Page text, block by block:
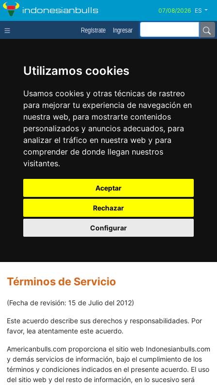
Utilizamos cookies
Usamos cookies y otras técnicas de rastreo
para mejorar tu experiencia de navegación en
nuestra web, para mostrarte contenidos
personalizados y anuncios adecuados, para
analizar el tráfico en nuestra web y para
comprender de donde llegan nuestros
visitantes.
Aceptar
Rechazar
Configurar
indonesianbulls ES
Regístrate Ingresar
Términos de Servicio
(Fecha de revisión: 15 de Julio del 2012)
Este acuerdo describe sus derechos y responsabilidades. Por
favor, lea atentamente este acuerdo.
Americanbulls.com proporciona el sitio web Indonesianbulls.com
y demás servicios de información, bajo el cumplimiento de los
términos y condiciones indicados en el presente acuerdo. El uso
del sitio web y del resto de información, en lo sucesivo será